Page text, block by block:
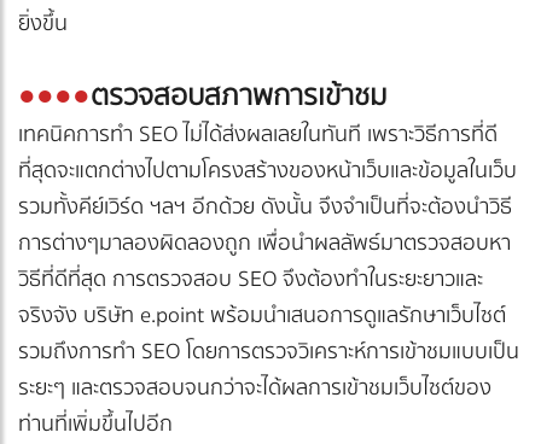
ยิ่งขึ้น
●●●●ตรวจสอบสภาพการเข้าชม
เทคนิคการทำ SEO ไม่ได้ส่งผลเลยในทันที เพราะวิธีการที่ดี
ที่สุดจะแตกต่างไปตามโครงสร้างของหน้าเว็บและข้อมูลในเว็บ
รวมทั้งคีย์เวิร์ด ฯลฯ อีกด้วย ดังนั้น จึงจำเป็นที่จะต้องนำวิธี
การต่างๆมาลองผิดลองถูก เพื่อนำผลลัพธ์มาตรวจสอบหา
วิธีที่ดีที่สุด การตรวจสอบ SEO จึงต้องทำในระยะยาวและ
จริงจัง บริษัท e.point พร้อมนำเสนอการดูแลรักษาเว็บไซต์
รวมถึงการทำ SEO โดยการตรวจวิเคราะห์การเข้าชมแบบเป็น
ระยะๆ และตรวจสอบจนกว่าจะได้ผลการเข้าชมเว็บไซต์ของ
ท่านที่เพิ่มขึ้นไปอีก